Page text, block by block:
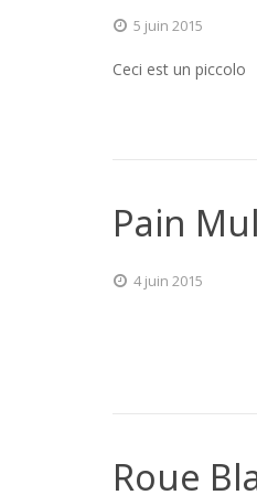
5 juin 2015
Ceci est un piccolo
Pain
4 juin 2015
Roue